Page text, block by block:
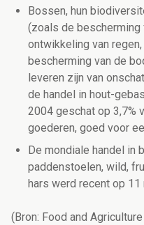
Bossen, hun
(zoals de bescherming
ontwikkeling van
bescherming van de
leveren zijn van
de handel in hout-
2004 geschat op 3,7%
goederen, goed voor
De mondiale handel in
paddenstoelen, wild,
hars werd recent op
(Bron: Food and